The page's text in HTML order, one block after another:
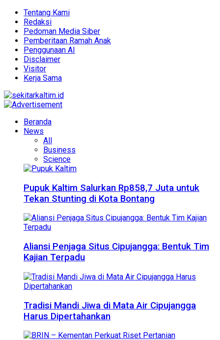
Tentang Kami
Redaksi
Pedoman Media Siber
Pemberitaan Ramah Anak
Penggunaan AI
Disclaimer
Visitor
Kerja Sama
Beranda
News
All
Business
Science
Pupuk Kaltim Salurkan Rp858,7 Juta untuk
Tekan Stunting di Kota Bontang
Aliansi Penjaga Situs Cipujangga: Bentuk Tim
Kajian Terpadu
Tradisi Mandi Jiwa di Mata Air Cipujangga
Harus Dipertahankan